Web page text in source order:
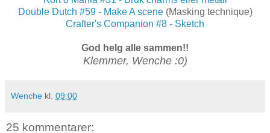
Double Dutch #59 - Make A scene(Masking technique)
Crafter's Companion #8 - Sketch
God helg alle sammen!!
Klemmer, Wenche :0)
Wenche kl. 09:00
25 kommentarer: